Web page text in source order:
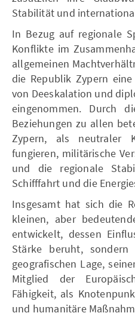
Stabilität und
In Bezug auf regionale
Konflikte im
allgemeinen
die Republik Zypern
von Deeskalation und
eingenommen. Durch
Beziehungen zu allen
Zypern, als neutraler
fungieren, militärische
und die regionale
Schifffahrt und die
Insgesamt hat sich die
kleinen, aber
entwickelt, dessen
Stärke beruht, sondern
geografischen Lage,
Mitglied der
Fähigkeit, als
und humanitäre